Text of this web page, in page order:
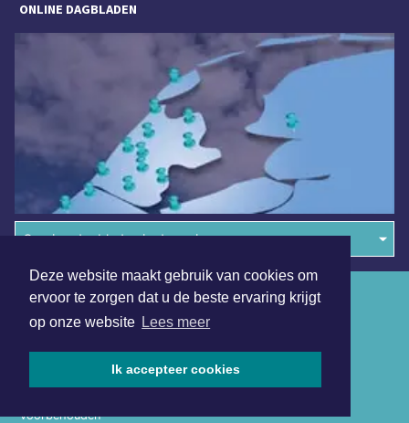
Deze website maakt gebruik van cookies om
ervoor te zorgen dat u de beste ervaring krijgt
op onze website Lees meer
Ik accepteer cookies
ONLINE DAGBLADEN
Overige dagbladen in de regio
voorbehouden
Algemene voorwaarden
Disclaimer